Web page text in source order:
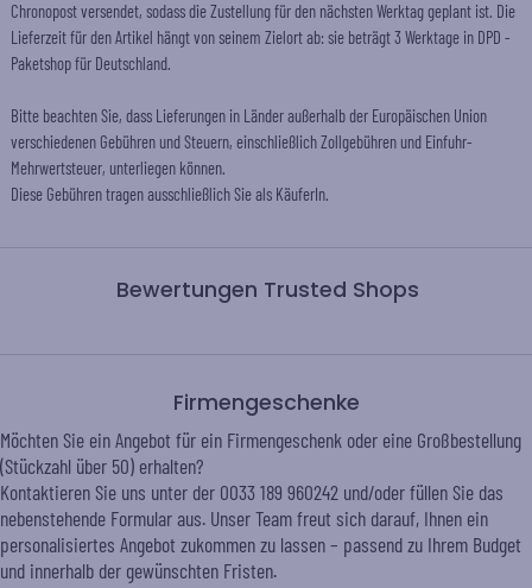
Bewertungen Trusted Shops
Chronopost versendet, sodass die Zustellung für den nächsten Werktag geplant ist. Die
Lieferzeit für den Artikel hängt von seinem Zielort ab: sie beträgt 3 Werktage in DPD -
Paketshop für Deutschland.
Bitte beachten Sie, dass Lieferungen in Länder außerhalb der Europäischen Union
verschiedenen Gebühren und Steuern, einschließlich Zollgebühren und Einfuhr-
Mehrwertsteuer, unterliegen können.
Diese Gebühren tragen ausschließlich Sie als KäuferIn.
Firmengeschenke
Möchten Sie ein Angebot für ein Firmengeschenk oder eine Großbestellung
(Stückzahl über 50) erhalten?
Kontaktieren Sie uns unter der 0033 189 960242 und/oder füllen Sie das
nebenstehende Formular aus. Unser Team freut sich darauf, Ihnen ein
personalisiertes Angebot zukommen zu lassen – passend zu Ihrem Budget
und innerhalb der gewünschten Fristen.